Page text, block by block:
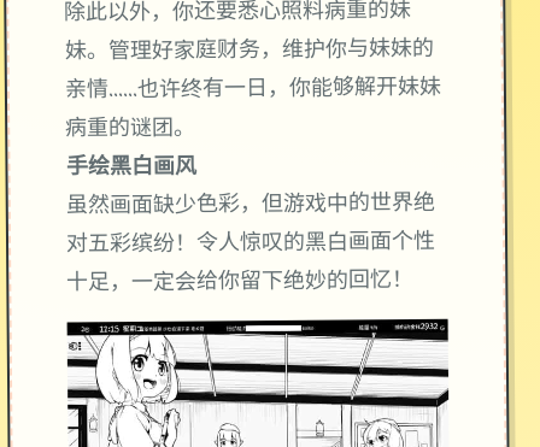
除此以外，你还要悉心照料病重的妹
妹。管理好家庭财务，维护你与妹妹的
亲情……也许终有一日，你能够解开妹妹
病重的谜团。
手绘黑白画风
虽然画面缺少色彩，但游戏中的世界绝
对五彩缤纷！令人惊叹的黑白画面个性
十足，一定会给你留下绝妙的回忆！